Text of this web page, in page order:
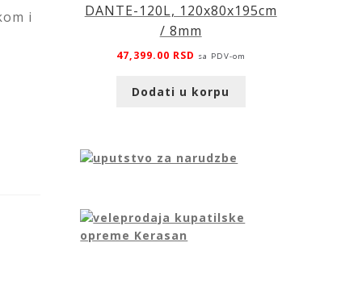
i
DANTE-120L, 120x80x195cm
/ 8mm
47,399.00 RSD sa PDV-om
Dodati u korpu